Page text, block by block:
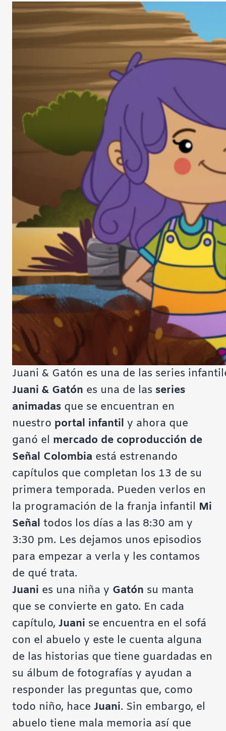
Juani & Gatón es una de las series
Juani & Gatón es una de las series
animadas que se encuentran en
nuestro portal infantil y ahora que
ganó el mercado de coproducción de
Señal Colombia está estrenando
capítulos que completan los 13 de su
primera temporada. Pueden verlos en
la programación de la franja infantil Mi
Señal todos los días a las 8:30 am y
3:30 pm. Les dejamos unos episodios
para empezar a verla y les contamos
de qué trata.
Juani es una niña y Gatón su manta
que se convierte en gato. En cada
capítulo, Juani se encuentra en el sofá
con el abuelo y este le cuenta alguna
de las historias que tiene guardadas en
su álbum de fotografías y ayudan a
responder las preguntas que, como
todo niño, hace Juani. Sin embargo, el
abuelo tiene mala memoria así que